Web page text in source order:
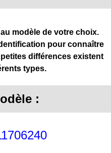
modèle de votre choix.
pour connaître
différences existent
types.
: